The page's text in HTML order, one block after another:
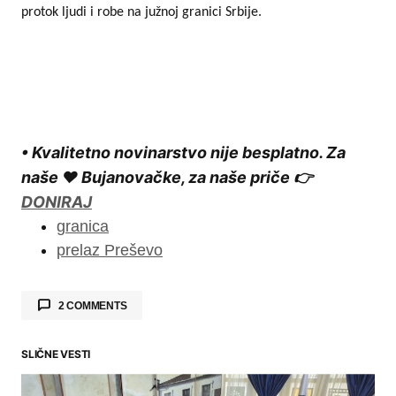
protok ljudi i robe na južnoj granici Srbije.
• Kvalitetno novinarstvo nije besplatno. Za
naše ❤️ Bujanovačke, za naše priče 👉
DONIRAJ
granica
prelaz Preševo
2 COMMENTS
putnike ukine a da se selektivno vrši kontrola
SLIČNE VESTI